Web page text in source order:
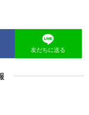
友だちに送る